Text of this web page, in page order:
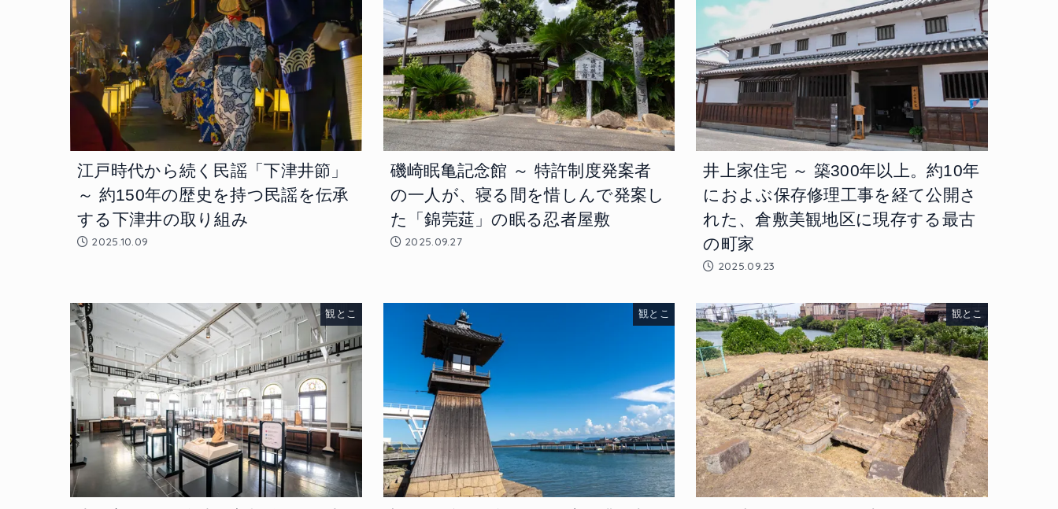
江戸時代から続く民謡「下津井節」
～ 約150年の歴史を持つ民謡を伝承
する下津井の取り組み
2025.10.09
磯崎眠亀記念館 ～ 特許制度発案者
の一人が、寝る間を惜しんで発案し
た「錦莞莚」の眠る忍者屋敷
2025.09.27
井上家住宅 ～ 築300年以上。約10年
におよぶ保存修理工事を経て公開さ
れた、倉敷美観地区に現存する最古
の町家
2025.09.23
観とこ 観とこ 観とこ